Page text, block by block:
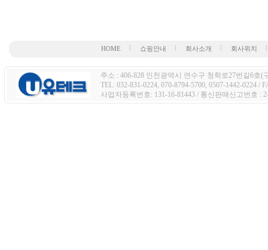
HOME 쇼핑안내 회사소개 회사위치
주소 : 406-828 인천광역시 연수구 청학로27번길6호(
TEL: 032-831-0224, 070-8794-5700, 0507-1442-0224
사업자등록번호: 131-16-81443 / 통신판매신고번호 :